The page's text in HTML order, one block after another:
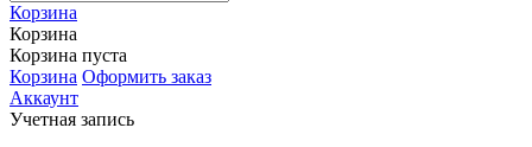
Корзина
Корзина
Корзина пуста
Корзина Оформить заказ
Аккаунт
Учетная запись